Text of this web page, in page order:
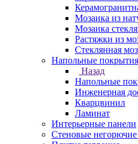
Мозаика из
Мозаика
Растяжки из
Стеклянная
Напольные покрытия
Назад
Напольные
Инженерная
Кварцвинил
Ламинат
Интерьерные панели
Стеновые